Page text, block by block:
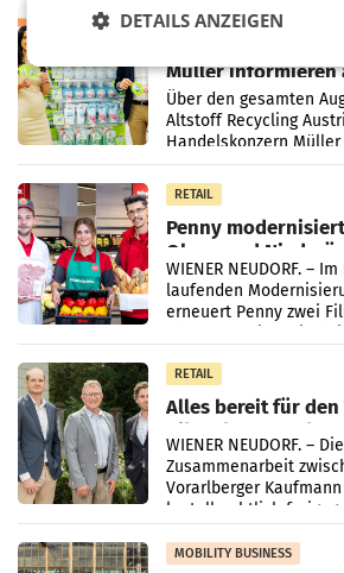
RETAIL
Müller informieren
Kreislauffähigkeit
Über den gesamten
Altstoff Recycling
Handelskonzern
„Kreislauf-Helden“ in
Müller-Filialen
RETAIL
Penny
Ober- und
WIENER NEUDORF. –
laufenden
erneuert Penny zwei
RETAIL
Alles bereit für den
Albrecht setzt ab
WIENER NEUDORF. –
Zusammenarbeit
Vorarlberger
kartellrechtlich
Bundeskartellanwalt
MOBILITY BUSINESS
DETAILS ANZEIGEN